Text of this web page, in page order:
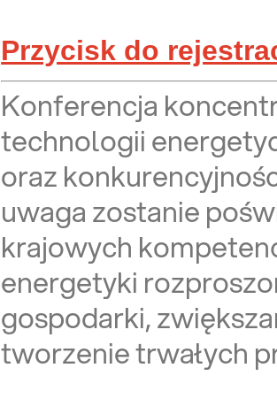
Przycisk do
Konferencja
technologii
oraz
uwaga zostanie
krajowych
energetyki
gospodarki,
tworzenie trwałych